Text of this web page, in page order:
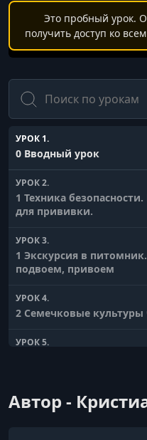
Это пробный урок.
получить доступ ко
Поиск
УРОК 1.
0 Вводный урок
УРОК 2.
1 Техника
для прививки.
УРОК 3.
1 Экскурсия в
подвоем, привоем
УРОК 4.
2 Семечковые
УРОК 5.
3 Заточка инструмента
Автор -